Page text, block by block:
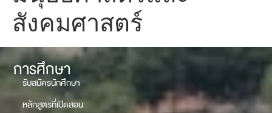
สังคมศาสตร์
การศึกษา
รับสมัครนักศึกษา
หลักสูตรที่เปิดสอน